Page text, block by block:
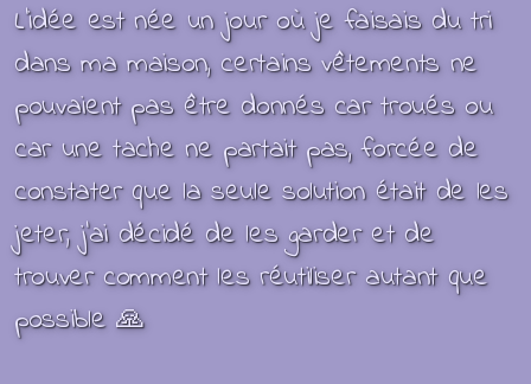
L’idée est née un jour où je faisais du tri
dans ma maison, certains vêtements ne
pouvaient pas être donnés car troués ou
car une tache ne partait pas, forcée de
constater que la seule solution était de les
jeter, j’ai décidé de les garder et de
trouver comment les réutiliser autant que
possible 🙏